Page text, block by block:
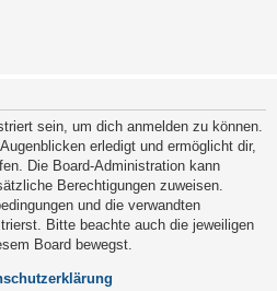
sein, um dich anmelden zu können.
erledigt und ermöglicht dir,
Die Board-Administration kann
Berechtigungen zuweisen.
und die verwandten
Bitte beachte auch die jeweiligen
Board bewegst.